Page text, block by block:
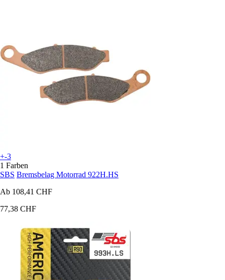
+-3
1 Farben
SBS Bremsbelag Motorrad 922H.HS
Ab 108,41 CHF
77,38 CHF